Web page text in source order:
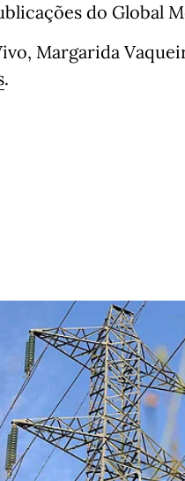
do Global
Margarida
.